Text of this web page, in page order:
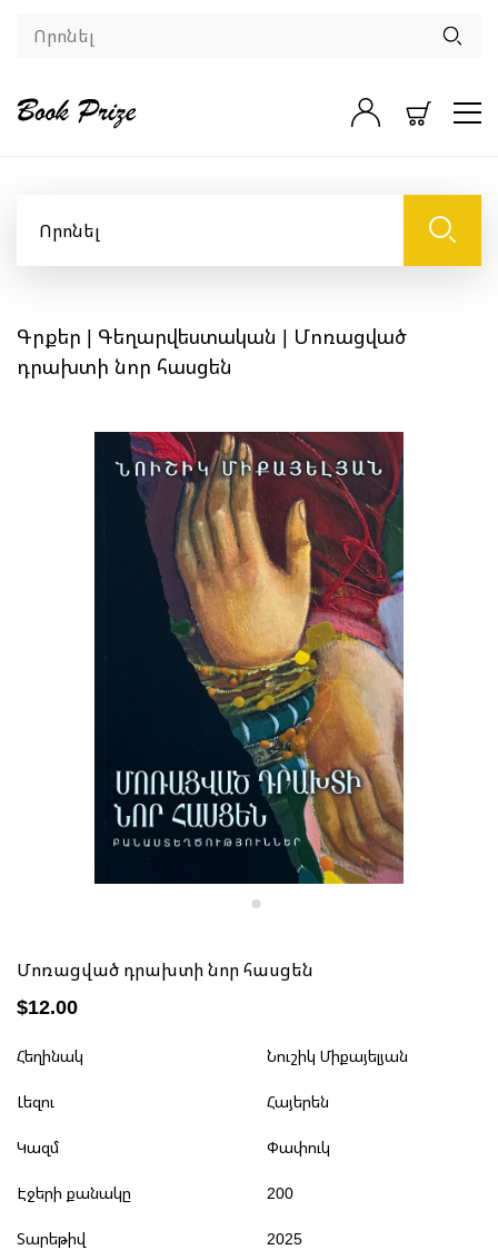
Գրքեր | Գեղարվեստական | Մոռացված
դրախտի նոր հասցեն
Մոռացված դրախտի նոր հասցեն
$12.00
Հեղինակ Նուշիկ Միքայելյան
Լեզու Հայերեն
Կազմ Փափուկ
Էջերի քանակը 200
Տարեթիվ 2025